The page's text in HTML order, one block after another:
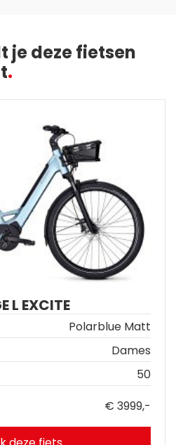
je deze fietsen
L EXCITE
Polarblue Matt
Dames
50
€ 3999,-